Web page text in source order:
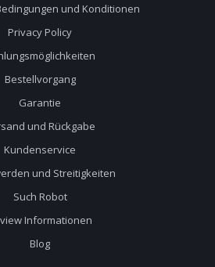
und Konditionen
Privacy Policy
Bestellvorgang
Garantie
und Rückgabe
Kundenservice
und Streitigkeiten
Such Robot
Informationen
Blog